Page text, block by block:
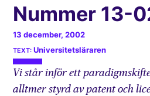
Nummer 13-
13 december, 2002
Universitetsläraren
Vi står inför ett
alltmer styrd av patent och